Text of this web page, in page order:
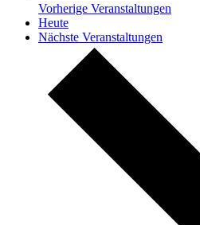
Vorherige Veranstaltungen
Heute
Nächste Veranstaltungen